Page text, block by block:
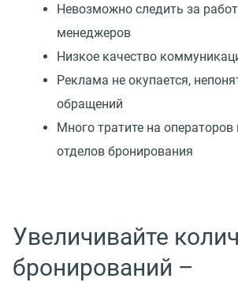
Невозможно следить за
менеджеров
Низкое качество
Реклама не окупается,
обращений
Много тратите на
отделов бронирования
Увеличивайте
бронирований –